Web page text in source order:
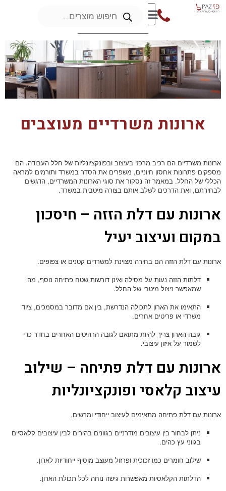
ארונות משרדיים מעוצבים
ארונות משרדיים הם רכיב מרכזי בעיצוב ובפונקציונליות של חלל העבודה. הם
מספקים פתרונות אחסון חיוניים, משפרים את הסדר במשרד ותורמים למראה
הכללי של החלל. במאמר זה נסקור את סוגי הארונות המשרדיים, הדגשים
לבחירתם, ואת הדרכים לשלב אותם בצורה מיטבית במשרד.
ארונות עם דלת הזזה – חיסכון
במקום ועיצוב יעיל
ארונות עם דלת הזזה הם בחירה מצוינת למשרדים קטנים או צפופים.
דלתות הזזה נעות על מסילה ואינן דורשות שטח פתיחה נוסף, מה
שמאפשר ניצול מיטבי של החלל.
התאימו את הארון לתכולה הנדרשת, בין אם מדובר במסמכים, ציוד
משרדי או פריטים אחרים.
גובה הארון צריך להיות מתואם לגובה הרהיטים האחרים בחדר כדי
לשמור על איזון עיצובי.
ארונות עם דלת פתיחה – שילוב
עיצוב קלאסי ופונקציונליות
ארונות עם דלת פתיחה מתאימים לעיצוב ייחודי ומרשים.
ניתן לבחור בין עיצובים מודרניים בגוונים בהירים לבין עיצובים קלאסיים
בגווני עץ כהים.
שילוב חומרים כמו זכוכית ופרזול מעוצב מוסיף ייחודיות לארון.
הדלתות הקלאסיות מאפשרות גישה נוחה לכל תכולת הארון.